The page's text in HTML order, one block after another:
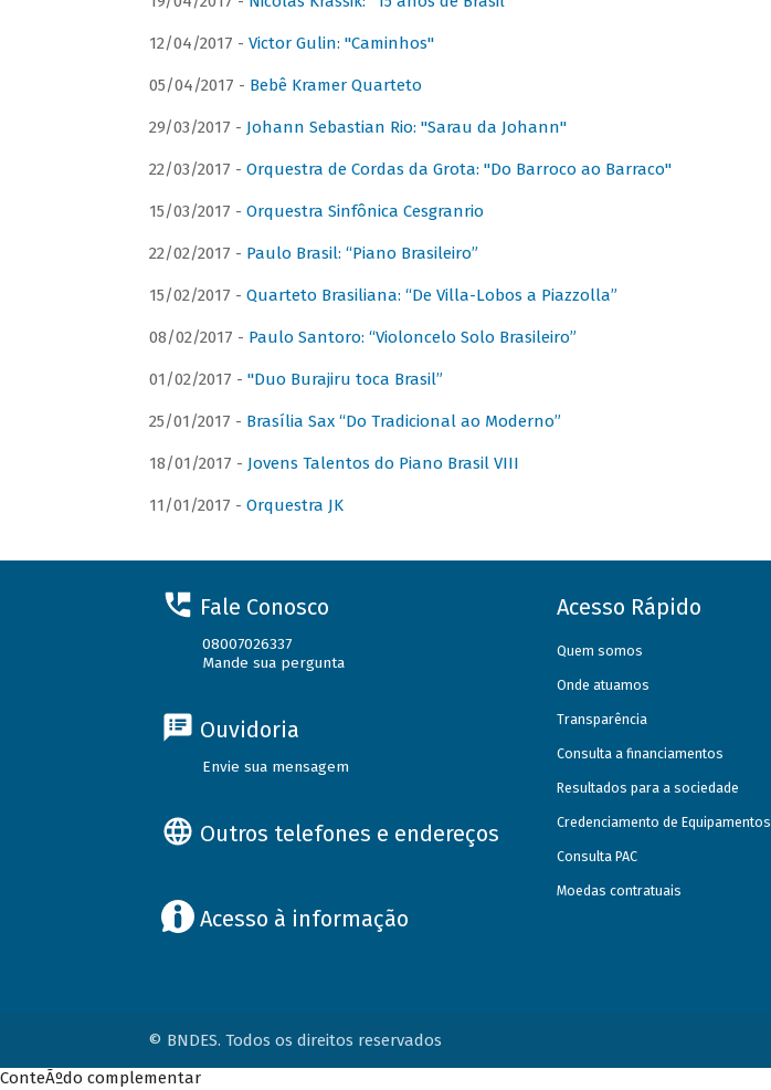
12/04/2017 - Victor Gulin: "Caminhos"
05/04/2017 - Bebê Kramer Quarteto
29/03/2017 - Johann Sebastian Rio: "Sarau da Johann"
22/03/2017 - Orquestra de Cordas da Grota: "Do Barroco ao Barraco"
15/03/2017 - Orquestra Sinfônica Cesgranrio
22/02/2017 - Paulo Brasil: “Piano Brasileiro”
15/02/2017 - Quarteto Brasiliana: “De Villa-Lobos a Piazzolla”
08/02/2017 - Paulo Santoro: “Violoncelo Solo Brasileiro”
01/02/2017 - "Duo Burajiru toca Brasil”
25/01/2017 - Brasília Sax “Do Tradicional ao Moderno”
18/01/2017 - Jovens Talentos do Piano Brasil VIII
11/01/2017 - Orquestra JK
Fale Conosco
08007026337
Mande sua pergunta
Ouvidoria
Envie sua mensagem
Outros telefones e endereços
Acesso à informação
Acesso Rápido
Quem somos
Onde atuamos
Transparência
Consulta a financiamentos
Resultados para a sociedade
Credenciamento de Equipamentos
Consulta PAC
Moedas contratuais
© BNDES. Todos os direitos reservados
ConteÃºdo complementar